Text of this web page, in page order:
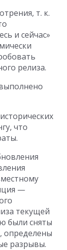
т. к.
и сейчас»
релиза.
что
—
текущей
были сняты
определены
разрывы.